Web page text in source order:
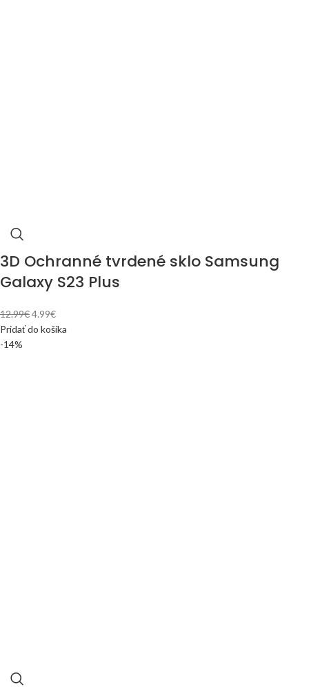
3D Ochranné tvrdené sklo Samsung
Galaxy S23 Plus
12.99€4.99€
Pridať do košíka
-14%